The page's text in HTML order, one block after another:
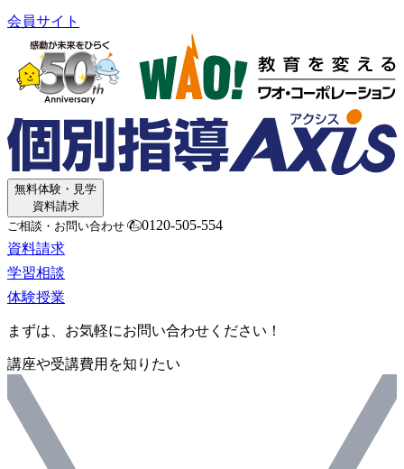
会員サイト
無料体験・見学
資料請求
ご相談・お問い合わせ
0120-505-554
資料請求
学習相談
体験授業
まずは、お気軽にお問い合わせください！
講座や受講費用を知りたい